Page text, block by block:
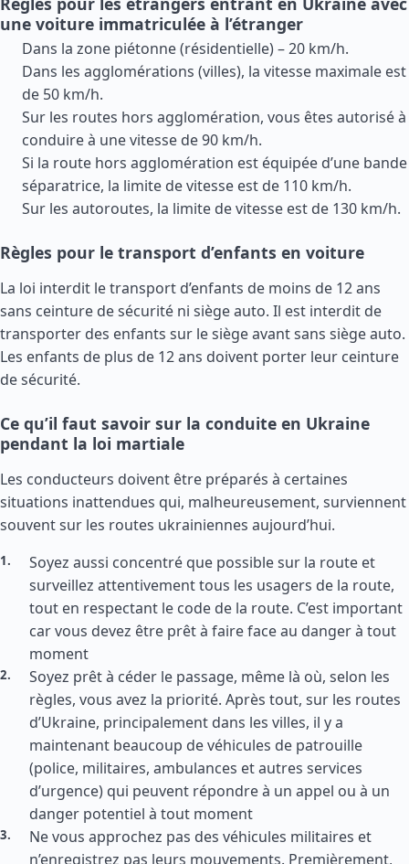
une voiture immatriculée à l’étranger
Dans la zone piétonne (résidentielle) – 20 km/h.
Dans les agglomérations (villes), la vitesse maximale est
de 50 km/h.
Sur les routes hors agglomération, vous êtes autorisé à
conduire à une vitesse de 90 km/h.
Si la route hors agglomération est équipée d’une bande
séparatrice, la limite de vitesse est de 110 km/h.
Sur les autoroutes, la limite de vitesse est de 130 km/h.
Règles pour le transport d’enfants en voiture
La loi interdit le transport d’enfants de moins de 12 ans
sans ceinture de sécurité ni siège auto. Il est interdit de
transporter des enfants sur le siège avant sans siège auto.
Les enfants de plus de 12 ans doivent porter leur ceinture
de sécurité.
Ce qu’il faut savoir sur la conduite en Ukraine
pendant la loi martiale
Les conducteurs doivent être préparés à certaines
situations inattendues qui, malheureusement, surviennent
souvent sur les routes ukrainiennes aujourd’hui.
Soyez aussi concentré que possible sur la route et
surveillez attentivement tous les usagers de la route,
tout en respectant le code de la route. C’est important
car vous devez être prêt à faire face au danger à tout
moment
Soyez prêt à céder le passage, même là où, selon les
règles, vous avez la priorité. Après tout, sur les routes
d’Ukraine, principalement dans les villes, il y a
maintenant beaucoup de véhicules de patrouille
(police, militaires, ambulances et autres services
d’urgence) qui peuvent répondre à un appel ou à un
danger potentiel à tout moment
Ne vous approchez pas des véhicules militaires et
n’enregistrez pas leurs mouvements. Premièrement,